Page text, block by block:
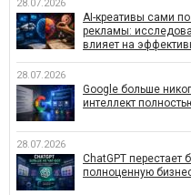
28.07.2026
AI-креативы сами
рекламы:
влияет на
28.07.2026
Google больше
интеллект
28.07.2026
ChatGPT перестает
полноценную